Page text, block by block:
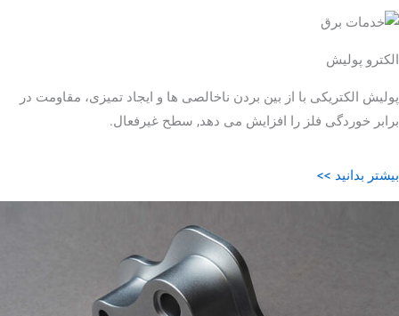
الکترو پولیش
پولیش الکتریکی با از بین بردن ناخالصی ها و ایجاد تمیزی، مقاومت در
برابر خوردگی فلز را افزایش می دهد, سطح غیرفعال.
بیشتر بدانید >>